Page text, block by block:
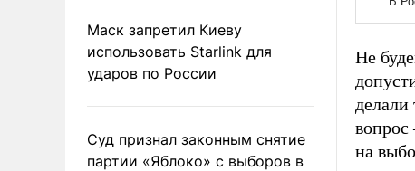
Маск запретил Киеву
использовать Starlink для
ударов по России
Суд признал законным снятие
партии «Яблоко» с выборов в
Не
делали
вопрос
на